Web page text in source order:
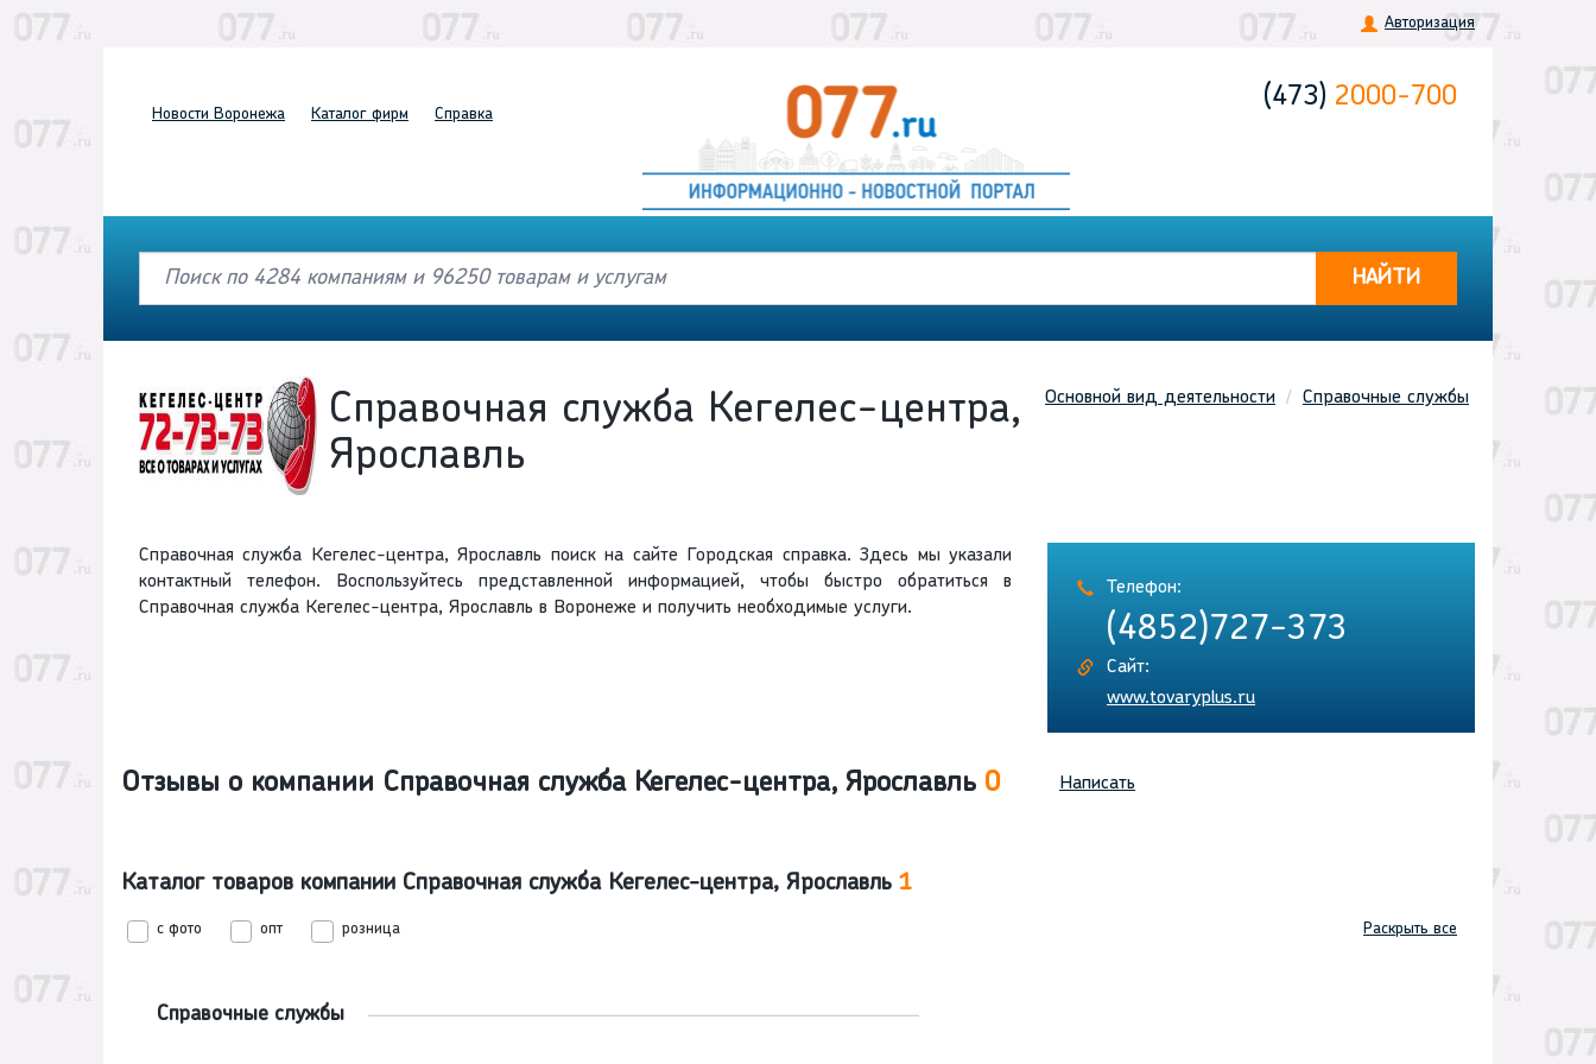
Авторизация
Новости Воронежа Каталог фирм Справка
(473) 2000-700
НАЙТИ
Основной вид деятельности Справочные службы
Справочная служба Кегелес-центра,
Ярославль
Справочная служба Кегелес-центра, Ярославль поиск на сайте Городская справка. Здесь мы указали
контактный телефон. Воспользуйтесь представленной информацией, чтобы быстро обратиться в
Справочная служба Кегелес-центра, Ярославль в Воронеже и получить необходимые услуги.
Телефон:
(4852)727-373
Сайт:
www.tovaryplus.ru
Отзывы о компании Справочная служба Кегелес-центра, Ярославль 0 Написать
Каталог товаров компании Справочная служба Кегелес-центра, Ярославль 1
с фото опт розница Раскрыть все
Справочные службы